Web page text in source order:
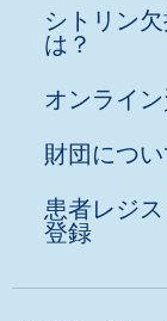
シトリン
は？
オンライ
財団につい
患者レジ
登録